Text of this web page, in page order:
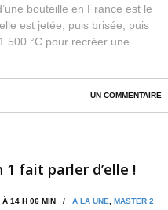
bouteille en France est le
est jetée, puis brisée, puis
500 °C pour recréer une
UN COMMENTAIRE
1 fait parler d’elle !
À 14 H 06 MIN / A LA UNE
MASTER 2